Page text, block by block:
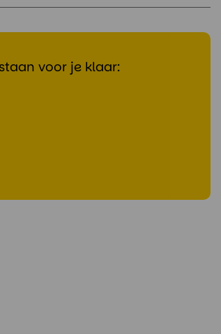
voor je klaar: